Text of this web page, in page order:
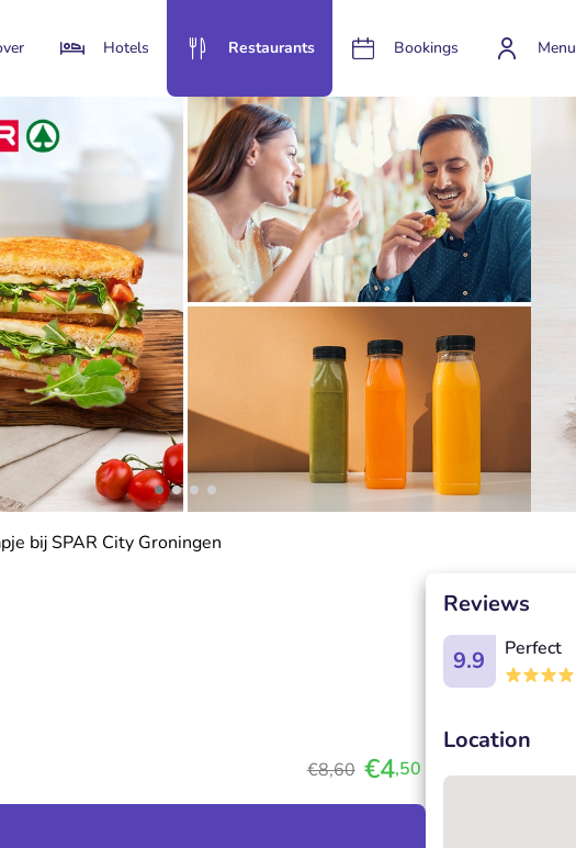
Hotels Restaurants Bookings Menu
bij SPAR City Groningen
€8,60 €4,50
Reviews
9.9
Perfect
Location